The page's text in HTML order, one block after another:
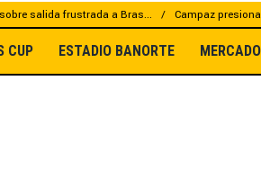
salida frustrada a Bras... Campaz
CUP ESTADIO BANORTE